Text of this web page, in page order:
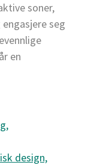
soner,
seg
en
design,